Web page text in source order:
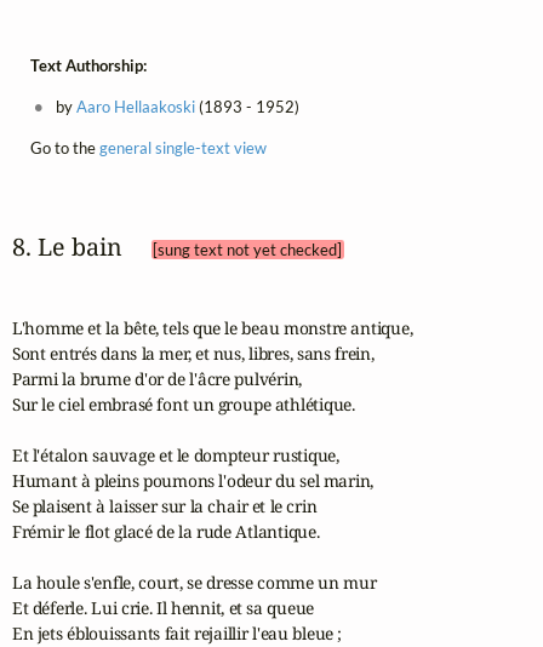
Text Authorship:
byAaro Hellaakoski(1893 - 1952)
Go to thegeneral single-text view
8. Le bain [sung text not yet checked]
L'homme et la bête, tels que le beau monstre antique,
Sont entrés dans la mer, et nus, libres, sans frein,
Parmi la brume d'or de l'âcre pulvérin,
Sur le ciel embrasé font un groupe athlétique.
Et l'étalon sauvage et le dompteur rustique,
Humant à pleins poumons l'odeur du sel marin,
Se plaisent à laisser sur la chair et le crin
Frémir le flot glacé de la rude Atlantique.
La houle s'enfle, court, se dresse comme un mur
Et déferle. Lui crie. Il hennit, et sa queue
En jets éblouissants fait rejaillir l'eau bleue ;